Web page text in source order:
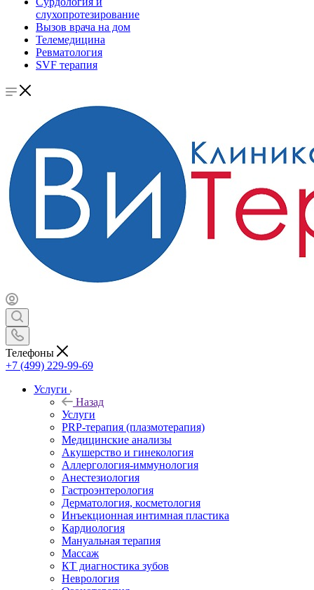
слухопротезирование
Вызов врача на дом
Телемедицина
Ревматология
SVF терапия
Телефоны
+7 (499) 229-99-69
Услуги
Назад
Услуги
PRP-терапия (плазмотерапия)
Медицинские анализы
Акушерство и гинекология
Аллергология-иммунология
Анестезиология
Гастроэнтерология
Дерматология, косметология
Инъекционная интимная пластика
Кардиология
Мануальная терапия
Массаж
КТ диагностика зубов
Неврология